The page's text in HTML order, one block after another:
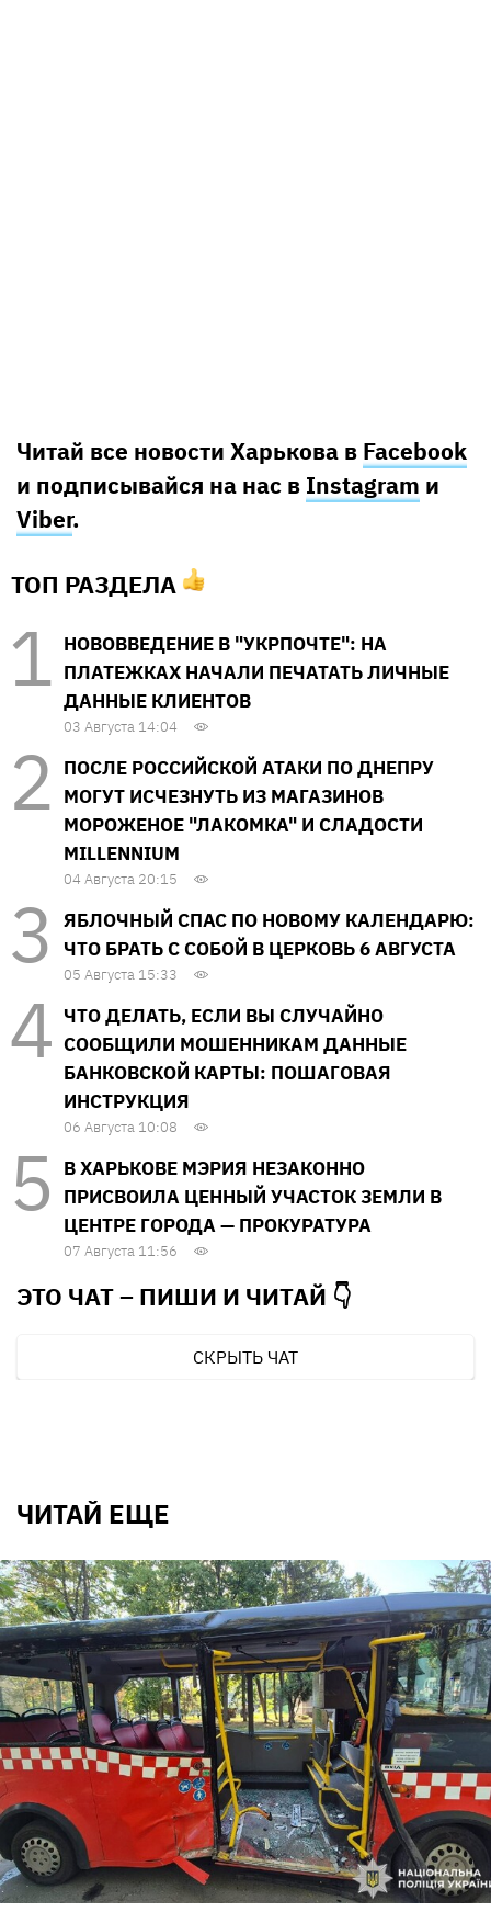
Читай все новости Харькова в Facebook
и подписывайся на нас в Instagram и
Viber.
ТОП РАЗДЕЛА
НОВОВВЕДЕНИЕ В "УКРПОЧТЕ": НА
ПЛАТЕЖКАХ НАЧАЛИ ПЕЧАТАТЬ ЛИЧНЫЕ
ДАННЫЕ КЛИЕНТОВ
03 Августа 14:04
ПОСЛЕ РОССИЙСКОЙ АТАКИ ПО ДНЕПРУ
МОГУТ ИСЧЕЗНУТЬ ИЗ МАГАЗИНОВ
МОРОЖЕНОЕ "ЛАКОМКА" И СЛАДОСТИ
MILLENNIUM
04 Августа 20:15
ЯБЛОЧНЫЙ СПАС ПО НОВОМУ КАЛЕНДАРЮ:
ЧТО БРАТЬ С СОБОЙ В ЦЕРКОВЬ 6 АВГУСТА
05 Августа 15:33
ЧТО ДЕЛАТЬ, ЕСЛИ ВЫ СЛУЧАЙНО
СООБЩИЛИ МОШЕННИКАМ ДАННЫЕ
БАНКОВСКОЙ КАРТЫ: ПОШАГОВАЯ
ИНСТРУКЦИЯ
06 Августа 10:08
В ХАРЬКОВЕ МЭРИЯ НЕЗАКОННО
ПРИСВОИЛА ЦЕННЫЙ УЧАСТОК ЗЕМЛИ В
ЦЕНТРЕ ГОРОДА — ПРОКУРАТУРА
07 Августа 11:56
ЭТО ЧАТ – ПИШИ И ЧИТАЙ 👇
СКРЫТЬ ЧАТ
ЧИТАЙ ЕЩЕ